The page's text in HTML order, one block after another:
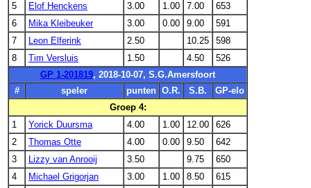
5
Elof Henckens 3.00 1.00 7.00
653
6
Mika Kleibeuker 3.00 0.00 9.00
591
7
Leon Elferink 2.50 10.25
598
8
Tim Versluis 1.50 4.50
526
GP 1-201819, 2018-10-07, S.G.Amersfoort
#
speler punten O.R. S.B.
GP-elo
Groep 4:
1
Yorick Duursma 4.00 1.00 12.00
626
2
Thomas Otte 4.00 0.00 9.50
642
3
Lizzy van Anrooij 3.50 9.75
650
4
Michael Grigorjan 3.00 1.00 8.50
615